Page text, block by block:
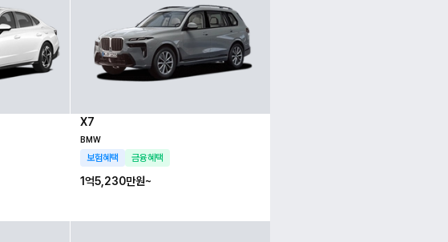
X7
BMW
보험혜택 금융혜택
1억5,230만원~